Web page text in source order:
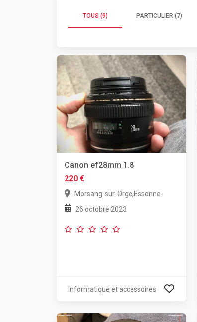
TOUS (9) PARTICULIER (7)
Canon ef28mm 1.8
220 €
Morsang-sur-Orge,Essonne
26 octobre 2023
Informatique et accessoires